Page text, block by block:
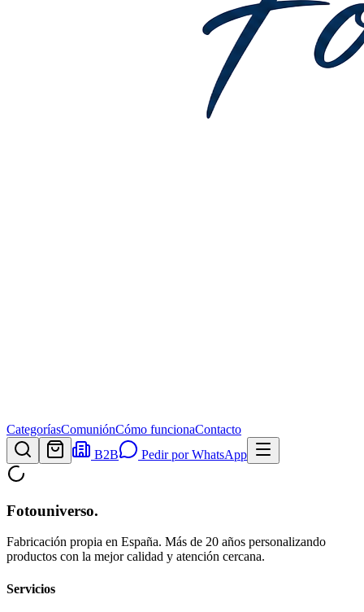
CategoríasComuniónCómo funcionaContacto
B2B
Pedir por WhatsApp
Fotouniverso.
Fabricación propia en España. Más de 20 años personalizando
productos con la mejor calidad y atención cercana.
Servicios